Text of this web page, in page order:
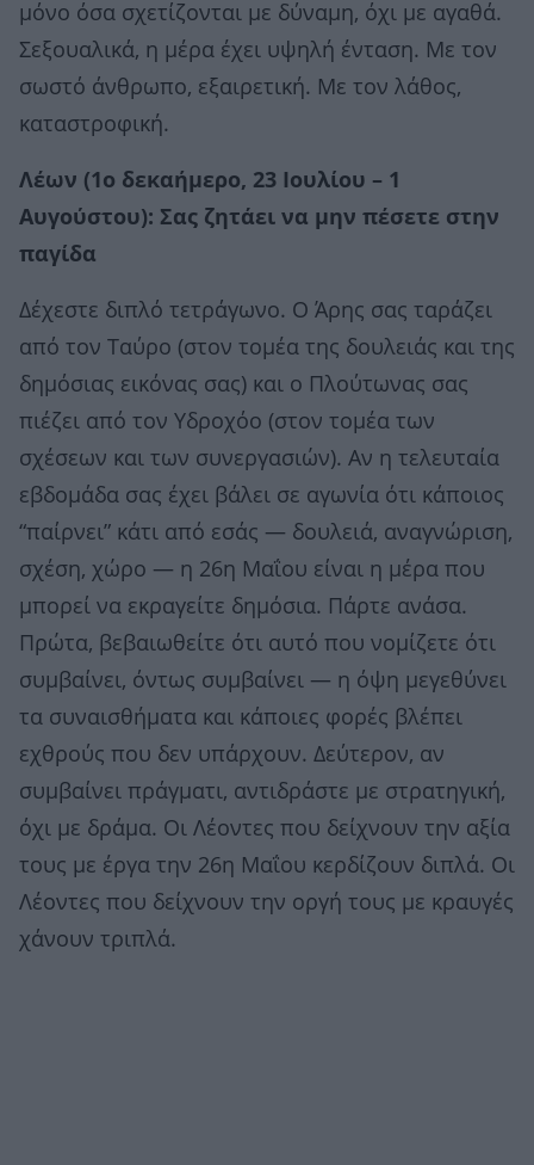
μόνο όσα σχετίζονται με δύναμη, όχι με αγαθά.
Σεξουαλικά, η μέρα έχει υψηλή ένταση. Με τον
σωστό άνθρωπο, εξαιρετική. Με τον λάθος,
καταστροφική.
Λέων (1ο δεκαήμερο, 23 Ιουλίου – 1
Αυγούστου): Σας ζητάει να μην πέσετε στην
παγίδα
Δέχεστε διπλό τετράγωνο. Ο Άρης σας ταράζει
από τον Ταύρο (στον τομέα της δουλειάς και της
δημόσιας εικόνας σας) και ο Πλούτωνας σας
πιέζει από τον Υδροχόο (στον τομέα των
σχέσεων και των συνεργασιών). Αν η τελευταία
εβδομάδα σας έχει βάλει σε αγωνία ότι κάποιος
“παίρνει” κάτι από εσάς — δουλειά, αναγνώριση,
σχέση, χώρο — η 26η Μαΐου είναι η μέρα που
μπορεί να εκραγείτε δημόσια. Πάρτε ανάσα.
Πρώτα, βεβαιωθείτε ότι αυτό που νομίζετε ότι
συμβαίνει, όντως συμβαίνει — η όψη μεγεθύνει
τα συναισθήματα και κάποιες φορές βλέπει
εχθρούς που δεν υπάρχουν. Δεύτερον, αν
συμβαίνει πράγματι, αντιδράστε με στρατηγική,
όχι με δράμα. Οι Λέοντες που δείχνουν την αξία
τους με έργα την 26η Μαΐου κερδίζουν διπλά. Οι
Λέοντες που δείχνουν την οργή τους με κραυγές
χάνουν τριπλά.